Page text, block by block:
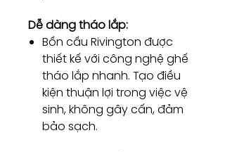
Dễ dàng tháo lắp:
Bồn cầu Rivington được
thiết kế với công nghệ ghế
tháo lắp nhanh. Tạo điều
kiện thuận lợi trong việc vệ
sinh, không gây cấn, đảm
bảo sạch.